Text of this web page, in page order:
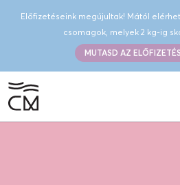
Előfizetéseink megújultak! Mától
csomagok, melyek 2 kg-ig
MUTASD AZ